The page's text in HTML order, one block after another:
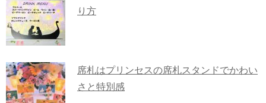
り方
席札はプリンセスの席札スタンドでかわい
さと特別感